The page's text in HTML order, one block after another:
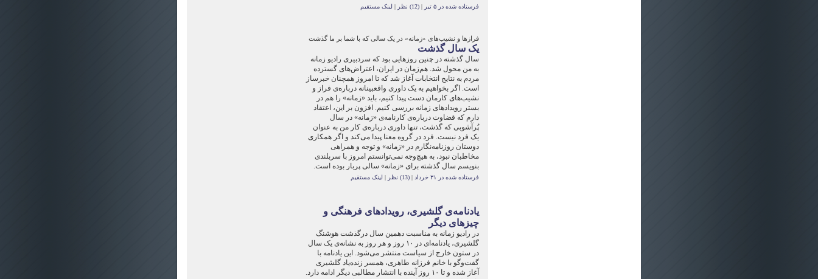
فرستاده شده در ۵ تیر |(12) نظر | لینک مستقیم
فرازها و نشیب‌های «زمانه» در یک سالی که با شما بر ما گذشت
یک سال گذشت
سال گذشته در چنین روزهایی بود که سردبیری رادیو زمانه
به من محول شد. هم‌زمان در ایران، اعتراض‌های گسترده
مردم به نتایج انتخابات آغاز شد که تا امروز همچنان خبرساز
است. اگر بخواهیم به یک داوری واقع‎بینانه درباره‌ی فراز و
نشیب‌های کارمان دست پیدا کنیم، باید «زمانه» را هم در
بستر رویدادهای زمانه بررسی کنیم. افزون بر این، اعتقاد
دارم که قضاوت درباره‌ی کارنامه‌ی «زمانه» در سال
پُرآشوبی که گذشت، تنها داوری درباره‌ی کار من به عنوان
یک فرد نیست. فرد در گروه معنا پیدا می‌کند و اگر همکاری
دوستان روزنامه‌نگارم در «زمانه» و توجه و همراهی
مخاطبان نبود، به هیچ‌‎وجه نمی‌توانستم امروز با سربلندی
بنویسم سال گذشته برای «زمانه» سالی پربار بوده است.
فرستاده شده در ۳۱ خرداد |(13) نظر | لینک مستقیم
یادنامه‌ی گلشیری، رویدادهای فرهنگی و
چیزهای دیگر
در رادیو زمانه به مناسبت دهمین سال درگذشت هوشنگ
گلشیری، یادنامه‌ای در ۱۰ روز و هر روز به نشانه‌ی یک سال
در ستون خارج از سیاست منتشر می‌شود. این یادنامه با
گفت‌وگو با خانم فرزانه طاهری، همسر زنده‌یاد گلشیری
آغاز شده و تا ۱۰ روز آینده با انتشار مطالبی دیگر ادامه دارد.